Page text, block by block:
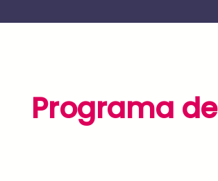
Programa de